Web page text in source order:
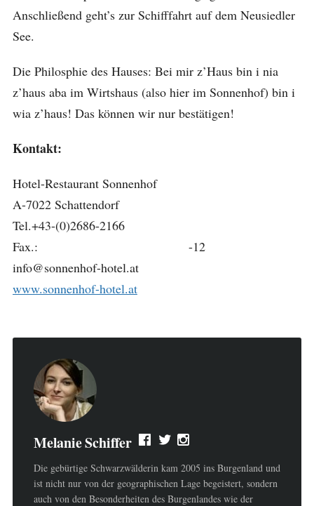
Anschließend geht’s zur Schifffahrt auf dem Neusiedler
See.
Die Philosphie des Hauses: Bei mir z’Haus bin i nia
z’haus aba im Wirtshaus (also hier im Sonnenhof) bin i
wia z’haus! Das können wir nur bestätigen!
Kontakt:
Hotel-Restaurant Sonnenhof
A-7022 Schattendorf
Tel.+43-(0)2686-2166
Fax.: -12
info@sonnenhof-hotel.at
www.sonnenhof-hotel.at
Melanie Schiffer
Die gebürtige Schwarzwälderin kam 2005 ins Burgenland und
ist nicht nur von der geographischen Lage begeistert, sondern
auch von den Besonderheiten des Burgenlandes wie der